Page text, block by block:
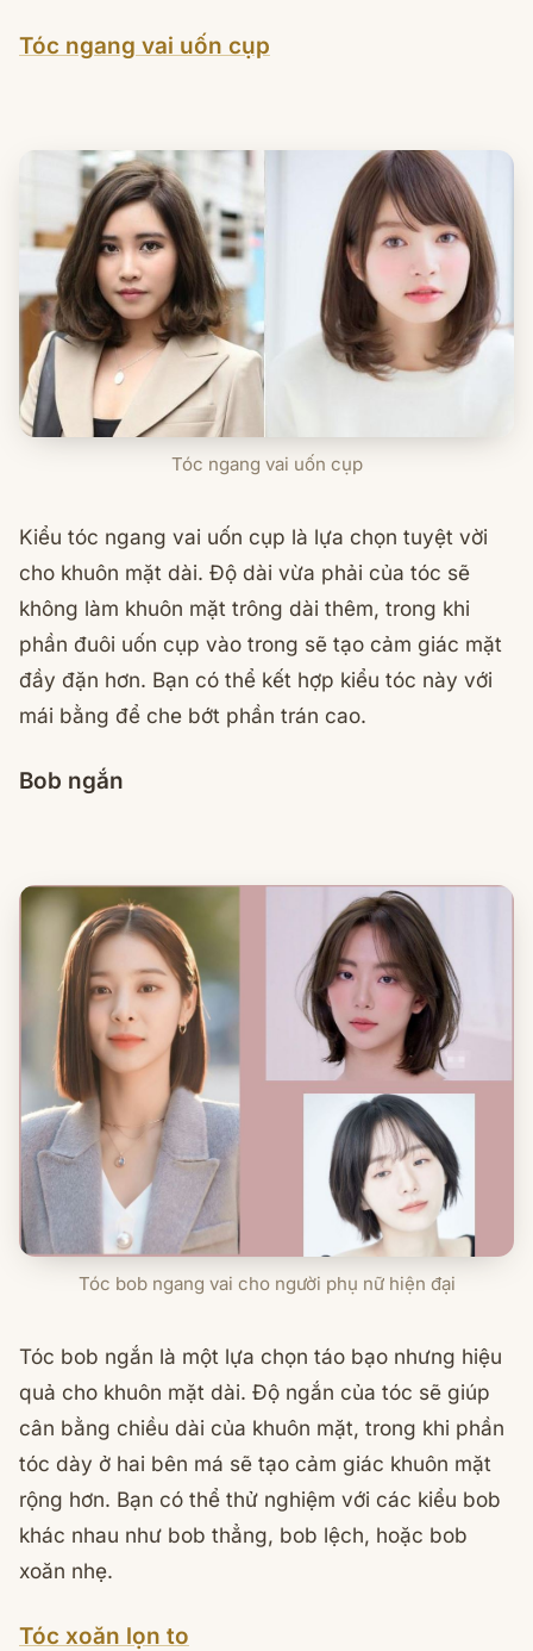
Tóc ngang vai uốn cụp
Tóc ngang vai uốn cụp
Kiểu tóc ngang vai uốn cụp là lựa chọn tuyệt vời
cho khuôn mặt dài. Độ dài vừa phải của tóc sẽ
không làm khuôn mặt trông dài thêm, trong khi
phần đuôi uốn cụp vào trong sẽ tạo cảm giác mặt
đầy đặn hơn. Bạn có thể kết hợp kiểu tóc này với
mái bằng để che bớt phần trán cao.
Bob ngắn
Tóc bob ngang vai cho người phụ nữ hiện đại
Tóc bob ngắn là một lựa chọn táo bạo nhưng hiệu
quả cho khuôn mặt dài. Độ ngắn của tóc sẽ giúp
cân bằng chiều dài của khuôn mặt, trong khi phần
tóc dày ở hai bên má sẽ tạo cảm giác khuôn mặt
rộng hơn. Bạn có thể thử nghiệm với các kiểu bob
khác nhau như bob thẳng, bob lệch, hoặc bob
xoăn nhẹ.
Tóc xoăn lọn to